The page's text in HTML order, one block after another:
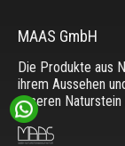
MAAS GmbH
Die Produkte aus
ihrem Aussehen
unseren